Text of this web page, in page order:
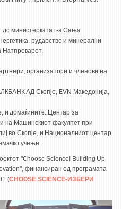
до министерката г-а Сања
рударство и минерални
Натпреварот.
организатори и членови на
АД Скопје, EVN Македонија,
и домаќините: Центар за
на Машинскиот факултет при
во Скопје, и Националниот центар
учење.
"Choose Science! Building Up
финансиран од програмата
(CHOOSE SCIENCE-ИЗБЕРИ